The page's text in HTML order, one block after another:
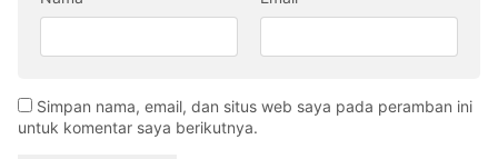
Simpan nama, email, dan situs web saya pada peramban ini
untuk komentar saya berikutnya.